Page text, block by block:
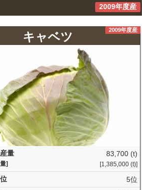
2009年度産
2009年度産
キャベツ
量
]
83,700 (t)
[1,385,000 (t)]
5位